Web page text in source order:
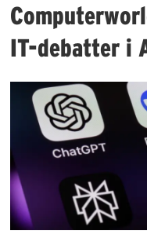
IT-debatter i